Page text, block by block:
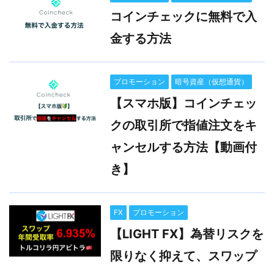
コインチェックに無料で入
金する方法
プロモーション 暗号資産（仮想通貨）
【スマホ版】コインチェッ
クの取引所で指値注文をキ
ャンセルする方法【動画付
き】
FX プロモーション
【LIGHT FX】為替リスクを
限りなく抑えて、スワップ